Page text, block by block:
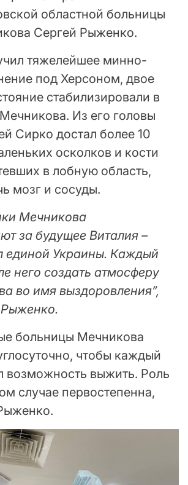
областной больницы
Сергей Рыженко.
тяжелейшее минно-
под Херсоном, двое
стабилизировали в
Из его головы
Сирко достал более 10
осколков и кости
в лобную область,
мозг и сосуды.
Мечникова
за будущее Виталия –
единой Украины. Каждый
него создать атмосферу
во имя выздоровления”,
Рыженко.
больницы Мечникова
чтобы каждый
возможность выжить. Роль
случае первостепенна,